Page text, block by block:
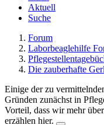
Aktuell
Suche
Forum
Laborbeaglehilfe
Die zauberhafte
Einige der zu
Gründen zunächst in
Vorteil, dass wir mehr
erzählen hier.